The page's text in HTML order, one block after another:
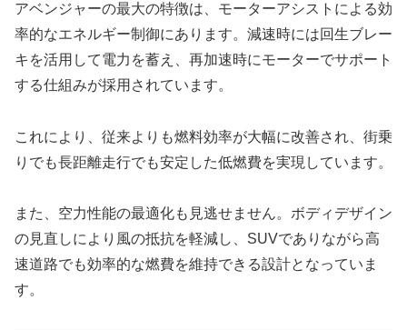
アベンジャーの最大の特徴は、モーターアシストによる効
率的なエネルギー制御にあります。減速時には回生ブレー
キを活用して電力を蓄え、再加速時にモーターでサポート
する仕組みが採用されています。
これにより、従来よりも燃料効率が大幅に改善され、街乗
りでも長距離走行でも安定した低燃費を実現しています。
また、空力性能の最適化も見逃せません。ボディデザイン
の見直しにより風の抵抗を軽減し、SUVでありながら高
速道路でも効率的な燃費を維持できる設計となっていま
す。